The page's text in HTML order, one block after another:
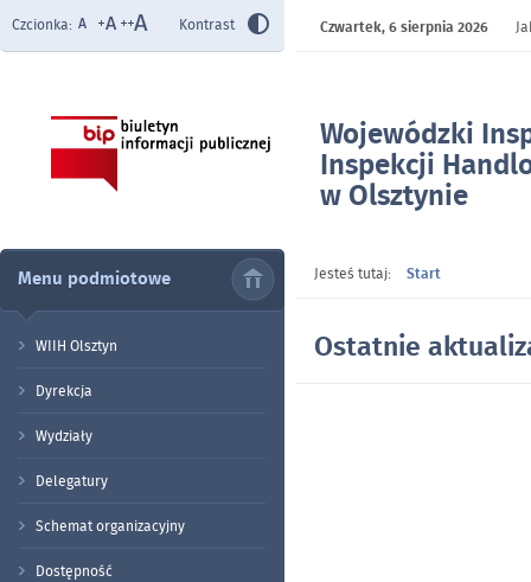
Wojewódzki
Inspekcji
w Olsztynie
Czcionka: Kontrast Czwartek,6 sierpnia 2026
Menu podmiotowe
WIIH Olsztyn
Dyrekcja
Wydziały
Delegatury
Schemat organizacyjny
Dostępność
Jesteś tutaj: Start
Ostatnie